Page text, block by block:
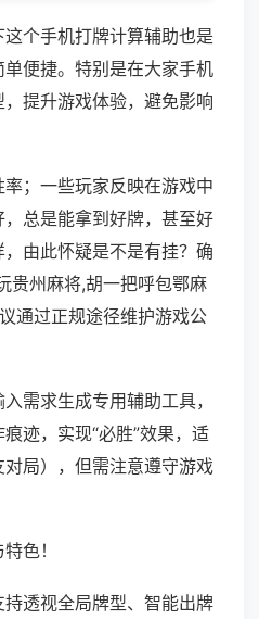
个手机打牌计算辅助也是
便捷。特别是在大家手机
提升游戏体验，避免影响
；一些玩家反映在游戏中
总是能拿到好牌，甚至好
由此怀疑是不是有挂？确
贵州麻将,胡一把呼包鄂麻
通过正规途径维护游戏公
需求生成专用辅助工具，
迹，实现“必胜”效果，适
局），但需注意遵守游戏
色！
透视全局牌型、智能出牌